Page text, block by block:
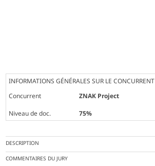
INFORMATIONS GÉNÉRALES SUR LE CONCURRENT
Concurrent
ZNAK Project
Niveau de doc.
75%
DESCRIPTION
COMMENTAIRES DU JURY